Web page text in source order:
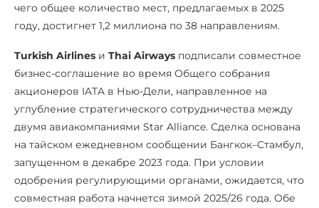
чего общее количество мест, предлагаемых в 2025
году, достигнет 1,2 миллиона по 38 направлениям.
Turkish Airlines и Thai Airways подписали совместное
бизнес-соглашение во время Общего собрания
акционеров IATA в Нью-Дели, направленное на
углубление стратегического сотрудничества между
двумя авиакомпаниями Star Alliance. Сделка основана
на тайском ежедневном сообщении Бангкок–Стамбул,
запущенном в декабре 2023 года. При условии
одобрения регулирующими органами, ожидается, что
совместная работа начнется зимой 2025/26 года. Обе